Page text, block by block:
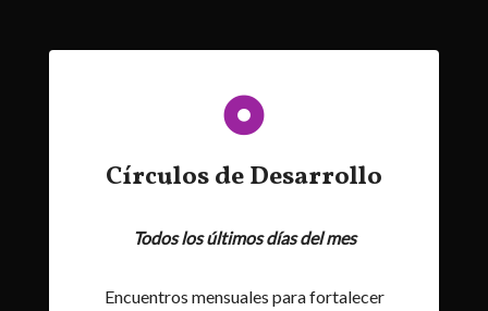
Círculos de Desarrollo
Todos los últimos días del mes
Encuentros mensuales para fortalecer